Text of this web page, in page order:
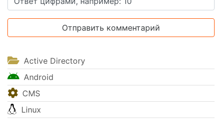
Active Directory
Android
CMS
Linux